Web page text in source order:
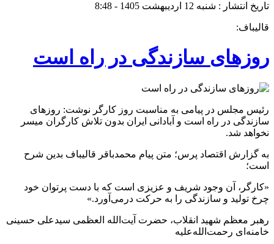
تاریخ انتشار : شنبه 12 اردیبهشت 1405 - 8:48
قالیباف:
روزهای سازندگی در راه است
رئیس مجلس در پیامی به مناسبت روز کارگر نوشت: روزهای
سازندگی در راه است و آبادانی ایران بدون تلاش کارگران میسر
نخواهد شد.
به گزارش اقتصاد پرس؛ متن پیام محمدباقر قالیباف بدین شرح
است؛
«کارگر، آن وجود شریف و عزیزی است که با دست پرتوان خود
چرخ تولید و سازندگی را به حرکت درمی‌آورد.»
رهبر معظم شهید انقلاب، حضرت آیت‌الله العظمی سیدعلی حسینی
خامنه‌ای رحمت‌الله‌علیه